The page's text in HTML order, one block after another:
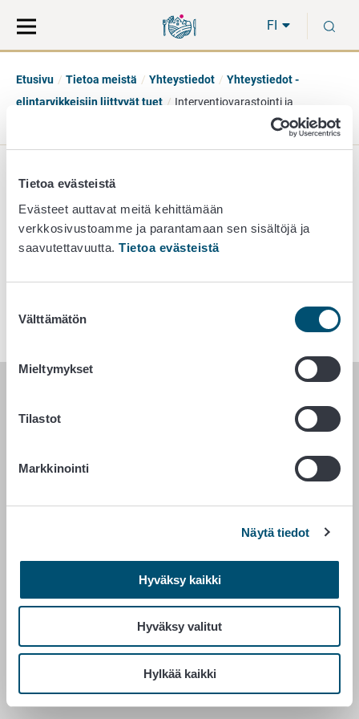
Tietoa evästeistä
Evästeet auttavat meitä kehittämään
verkkosivustoamme ja parantamaan sen sisältöjä ja
saavutettavuutta. Tietoa evästeistä
valinta
Välttämätön
Mieltymykset
Tilastot
Markkinointi
Näytä tiedot
Hyväksy kaikki
Hyväksy valitut
Hylkää kaikki
suoraan
sisältöön
koko
sivuston
FI
Etusivu Tietoa meistä Yhteystiedot
Yhteystiedot -
elintarvikkeisiin liittyvät tuet
Interventiovarastointi ja
Interventiovarastointi ja
yksityinen varastointi
interventio@ruokavirasto.fi
00027 RUOKAVIRASTO
Saavutettavuusseloste
Evästeasetukset
Vaihde 029 530 0400